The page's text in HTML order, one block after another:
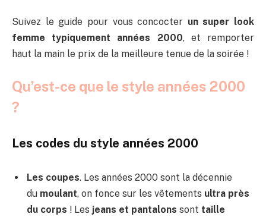
Suivez le guide pour vous concocter un super look
femme typiquement années 2000, et remporter
haut la main le prix de la meilleure tenue de la soirée !
Qu’est-ce que le style années 2000
?
Les codes du style années 2000
Les coupes. Les années 2000 sont la décennie
du moulant, on fonce sur les vêtements ultra près
du corps ! Les jeans et pantalons sont taille